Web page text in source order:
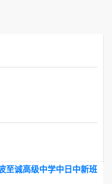
至诚高级中学中日中新班